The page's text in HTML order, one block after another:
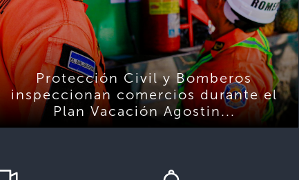
Protección Civil y Bomberos
inspeccionan comercios durante el
Plan Vacación Agostin...